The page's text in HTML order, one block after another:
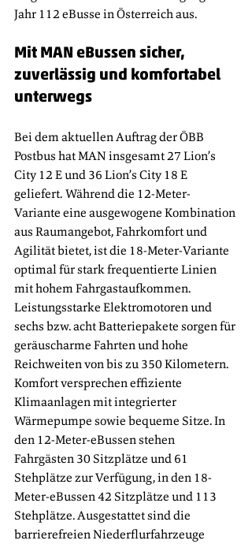
Jahr 112 eBusse in Österreich aus.
Mit MAN eBussen sicher,
zuverlässig und komfortabel
unterwegs
Bei dem aktuellen Auftrag der ÖBB
Postbus hat MAN insgesamt 27 Lion’s
City 12 E und 36 Lion’s City 18 E
geliefert. Während die 12-Meter-
Variante eine ausgewogene Kombination
aus Raumangebot, Fahrkomfort und
Agilität bietet, ist die 18-Meter-Variante
optimal für stark frequentierte Linien
mit hohem Fahrgastaufkommen.
Leistungsstarke Elektromotoren und
sechs bzw. acht Batteriepakete sorgen für
geräuscharme Fahrten und hohe
Reichweiten von bis zu 350 Kilometern.
Komfort versprechen effiziente
Klimaanlagen mit integrierter
Wärmepumpe sowie bequeme Sitze. In
den 12-Meter-eBussen stehen
Fahrgästen 30 Sitzplätze und 61
Stehplätze zur Verfügung, in den 18-
Meter-eBussen 42 Sitzplätze und 113
Stehplätze. Ausgestattet sind die
barrierefreien Niederflurfahrzeuge